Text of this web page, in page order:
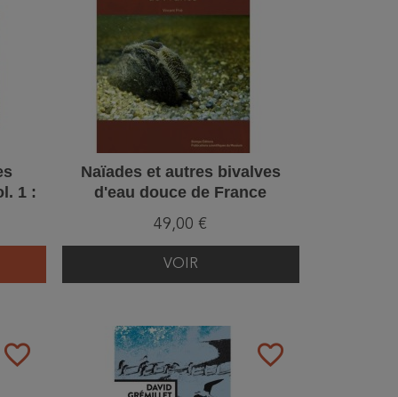
1 :
Naïades et autres bivalves
d'eau douce de France
49,00 €
VOIR
favorite_border favorite_border